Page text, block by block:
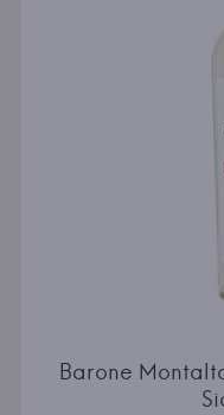
Barone